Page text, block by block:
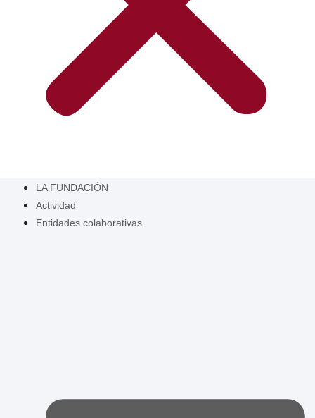
LA FUNDACIÓN
Actividad
Entidades colaborativas